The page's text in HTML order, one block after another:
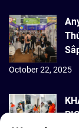
October 22, 2025